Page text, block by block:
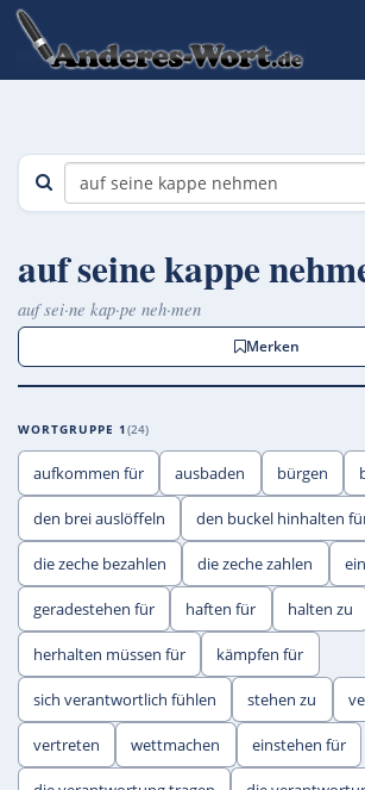
auf seine kappe
auf sei·ne kap·pe neh·men
Merken
WORTGRUPPE 1 24
aufkommen für ausbaden bürgen
den brei auslöffeln den buckel hinhalten
die zeche bezahlen die zeche zahlen
geradestehen für haften für halten zu
herhalten müssen für kämpfen für
sich verantwortlich fühlen stehen zu
vertreten wettmachen einstehen für